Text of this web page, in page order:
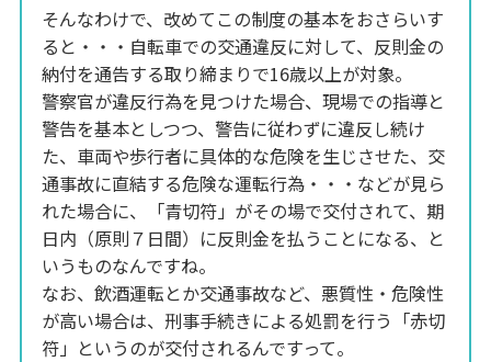
そんなわけで、改めてこの制度の基本をおさらいす
ると・・・自転車での交通違反に対して、反則金の
納付を通告する取り締まりで16歳以上が対象。
警察官が違反行為を見つけた場合、現場での指導と
警告を基本としつつ、警告に従わずに違反し続け
た、車両や歩行者に具体的な危険を生じさせた、交
通事故に直結する危険な運転行為・・・などが見ら
れた場合に、「青切符」がその場で交付されて、期
日内（原則７日間）に反則金を払うことになる、と
いうものなんですね。
なお、飲酒運転とか交通事故など、悪質性・危険性
が高い場合は、刑事手続きによる処罰を行う「赤切
符」というのが交付されるんですって。